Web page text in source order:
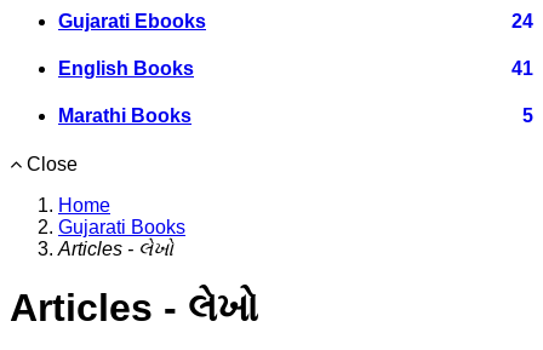
Gujarati Ebooks 24
English Books 41
Marathi Books 5
Close
Home
Gujarati Books
Articles - લેખો
Articles - લેખો